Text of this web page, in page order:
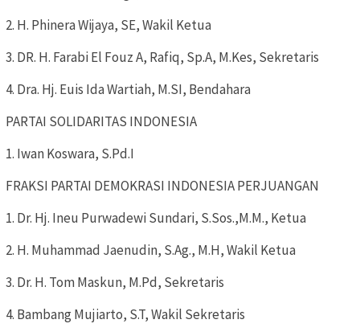
2. H. Phinera Wijaya, SE, Wakil Ketua
3. DR. H. Farabi El Fouz A, Rafiq, Sp.A, M.Kes, Sekretaris
4. Dra. Hj. Euis Ida Wartiah, M.SI, Bendahara
PARTAI SOLIDARITAS INDONESIA
1. Iwan Koswara, S.Pd.I
FRAKSI PARTAI DEMOKRASI INDONESIA PERJUANGAN
1. Dr. Hj. Ineu Purwadewi Sundari, S.Sos.,M.M., Ketua
2. H. Muhammad Jaenudin, S.Ag., M.H, Wakil Ketua
3. Dr. H. Tom Maskun, M.Pd, Sekretaris
4. Bambang Mujiarto, S.T, Wakil Sekretaris